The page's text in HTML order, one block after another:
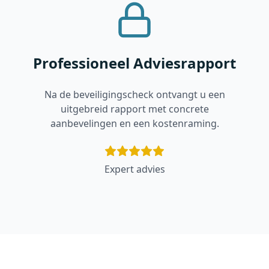
Professioneel Adviesrapport
Na de beveiligingscheck ontvangt u een
uitgebreid rapport met concrete
aanbevelingen en een kostenraming.
Expert advies